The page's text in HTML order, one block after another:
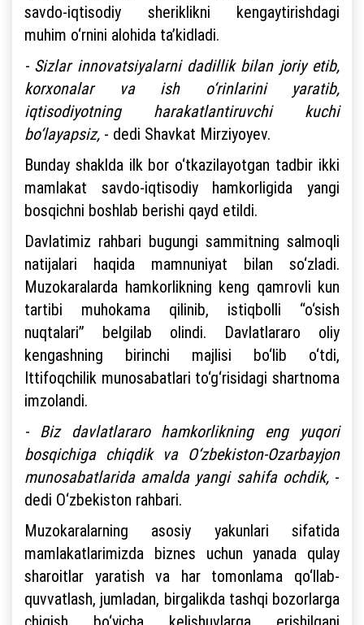
savdo-iqtisodiy sheriklikni kengaytirishdagi
muhim o‘rnini alohida ta’kidladi.
- Sizlar innovatsiyalarni dadillik bilan joriy etib,
korxonalar va ish o‘rinlarini yaratib,
iqtisodiyotning harakatlantiruvchi kuchi
bo‘layapsiz, - dedi Shavkat Mirziyoyev.
Bunday shaklda ilk bor o‘tkazilayotgan tadbir ikki
mamlakat savdo-iqtisodiy hamkorligida yangi
bosqichni boshlab berishi qayd etildi.
Davlatimiz rahbari bugungi sammitning salmoqli
natijalari haqida mamnuniyat bilan so‘zladi.
Muzokaralarda hamkorlikning keng qamrovli kun
tartibi muhokama qilinib, istiqbolli “o‘sish
nuqtalari” belgilab olindi. Davlatlararo oliy
kengashning birinchi majlisi bo‘lib o‘tdi,
Ittifoqchilik munosabatlari to‘g‘risidagi shartnoma
imzolandi.
- Biz davlatlararo hamkorlikning eng yuqori
bosqichiga chiqdik va O‘zbekiston-Ozarbayjon
munosabatlarida amalda yangi sahifa ochdik,-
dedi O‘zbekiston rahbari.
Muzokaralarning asosiy yakunlari sifatida
mamlakatlarimizda biznes uchun yanada qulay
sharoitlar yaratish va har tomonlama qo‘llab-
quvvatlash, jumladan, birgalikda tashqi bozorlarga